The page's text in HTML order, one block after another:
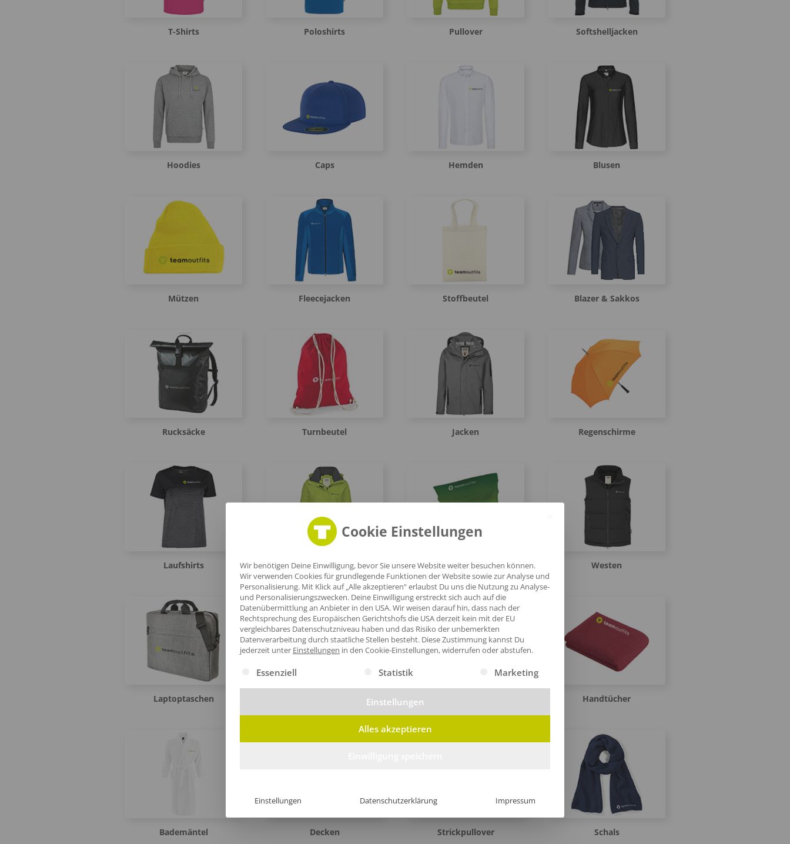
T-Shirts Poloshirts Pullover Softshelljacken
Hoodies Caps Hemden Blusen
Mützen Fleecejacken Stoffbeutel Blazer & Sakkos
Rucksäcke Turnbeutel Jacken Regenschirme
Laufshirts Regenjacken Schlauchschals Westen
Laptoptaschen Handtücher
Bademäntel Decken Strickpullover Schals
Cookie Einstellungen
Wir benötigen Deine Einwilligung, bevor Sie unsere Website weiter besuchen können.
Wir verwenden Cookies für grundlegende Funktionen der Website sowie zur Analyse und
Personalisierung. Mit Klick auf „Alle akzeptieren“ erlaubst Du uns die Nutzung zu Analyse-
und Personalisierungszwecken. Deine Einwilligung erstreckt sich auch auf die
Datenübermittlung an Anbieter in den USA. Wir weisen darauf hin, dass nach der
Rechtsprechung des Europäischen Gerichtshofs die USA derzeit kein mit der EU
vergleichbares Datenschutzniveau haben und das Risiko der unbemerkten
Datenverarbeitung durch staatliche Stellen besteht. Diese Zustimmung kannst Du
jederzeit unter Einstellungen in den Cookie-Einstellungen, widerrufen oder abstufen.
Es folgt eine Liste der Service-Gruppen, für die eine Einwilligung erteilt werden kann. Die erste Service-Gruppe ist essenziell und kann
Essenziell Statistik Marketing
Einstellungen
Alles akzeptieren
Einstellungen Datenschutzerklärung Impressum